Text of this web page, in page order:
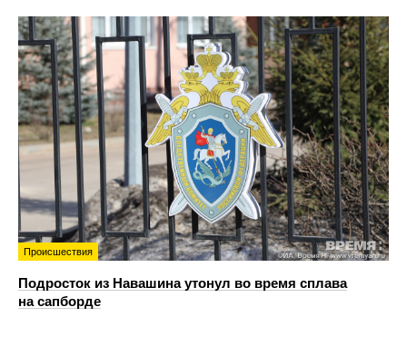
Происшествия
Подросток из Навашина утонул во время сплава
на сапборде